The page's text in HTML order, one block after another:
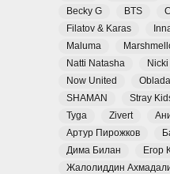
Becky G
BTS
Filatov & Karas
Maluma
Natti Natasha
Now United
SHAMAN
Stray
Tyga
Zivert
Артур Пирожков
Дима Билан
Егор
Жалолиддин